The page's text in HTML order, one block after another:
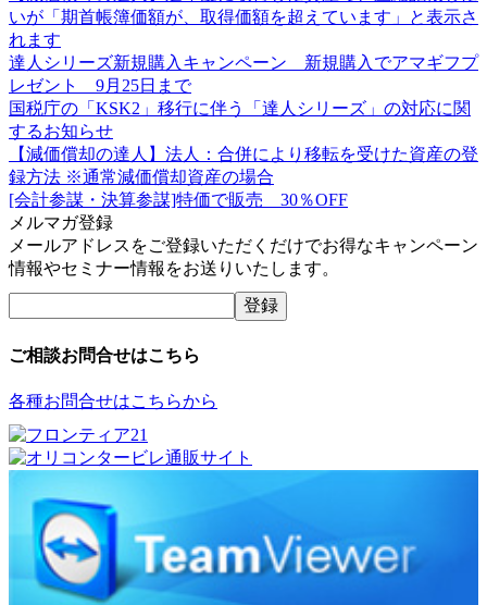
いが「期首帳簿価額が、取得価額を超えています」と表示さ
れます
達人シリーズ新規購入キャンペーン 新規購入でアマギフプ
レゼント 9月25日まで
国税庁の「KSK2」移行に伴う「達人シリーズ」の対応に関
するお知らせ
【減価償却の達人】法人：合併により移転を受けた資産の登
録方法 ※通常減価償却資産の場合
[会計参謀・決算参謀]特価で販売 30％OFF
メルマガ登録
メールアドレスをご登録いただくだけでお得なキャンペーン
情報やセミナー情報をお送りいたします。
ご相談お問合せはこちら
各種お問合せはこちらから